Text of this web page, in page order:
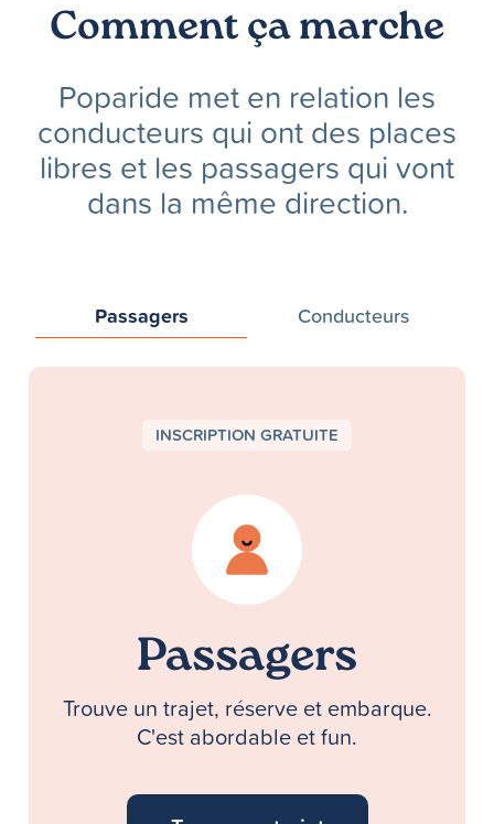
Comment ça marche
Poparide met en relation les
conducteurs qui ont des places
libres et les passagers qui vont
dans la même direction.
Passagers Conducteurs
INSCRIPTION GRATUITE
Passagers
Trouve un trajet, réserve et embarque.
C'est abordable et fun.